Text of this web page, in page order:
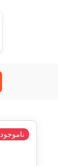
ناموجود